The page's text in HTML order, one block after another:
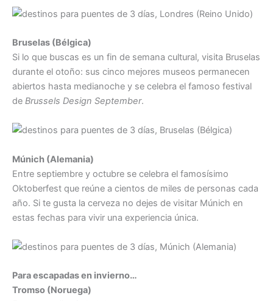
Bruselas (Bélgica)
Si lo que buscas es un fin de semana cultural, visita Bruselas
durante el otoño: sus cinco mejores museos permanecen
abiertos hasta medianoche y se celebra el famoso festival
de Brussels Design September.
Múnich (Alemania)
Entre septiembre y octubre se celebra el famosísimo
Oktoberfest que reúne a cientos de miles de personas cada
año. Si te gusta la cerveza no dejes de visitar Múnich en
estas fechas para vivir una experiencia única.
Para escapadas en invierno…
Tromso (Noruega)